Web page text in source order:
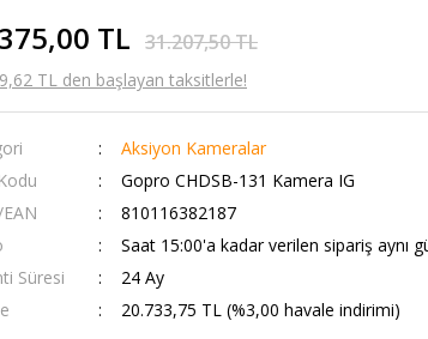
TL 31.207,50 TL
TL den başlayan taksitlerle!
Aksiyon Kameralar
Gopro CHDSB-131 Kamera IG
810116382187
Saat 15:00'a kadar verilen sipariş aynı
Süresi
24 Ay
20.733,75 TL (%3,00 havale indirimi)